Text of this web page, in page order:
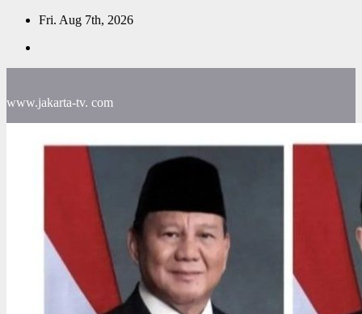
Skip
content
Fri. Aug 7th, 2026
www.jakarta-tv. com